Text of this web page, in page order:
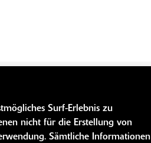
WEITERE LINKS
Youtube
Surf-Erlebnis zu
nicht für die Erstellung von
Sämtliche Informationen